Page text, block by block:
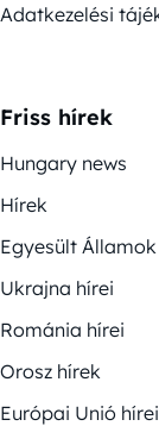
Adatkezelési
Friss hírek
Hungary news
Hírek
Egyesült
Ukrajna hírei
Románia hírei
Orosz hírek
Európai Unió hírei